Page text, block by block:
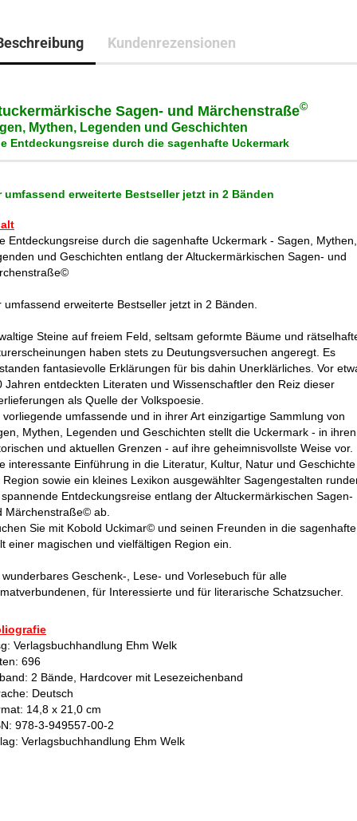
Kundenrezensionen
Sagen- und Märchenstraße©
Mythen, Legenden und Geschichten
Entdeckungsreise durch die sagenhafte Uckermark
umfassend erweiterte Bestseller jetzt in 2 Bänden
Entdeckungsreise durch die sagenhafte Uckermark - Sagen, Mythen,
und Geschichten entlang der Altuckermärkischen Sagen- und
umfassend erweiterte Bestseller jetzt in 2 Bänden.
Steine auf freiem Feld, seltsam geformte Bäume und
haben stets zu Deutungsversuchen angeregt. Es
fantasievolle Erklärungen für bis dahin Unerklärliches. Vor
Jahren entdeckten Literaten und Wissenschaftler den Reiz dieser
als Quelle der Volkspoesie.
vorliegende umfassende und in ihrer Art einzigartige Sammlung von
Mythen, Legenden und Geschichten stellt die Uckermark - in ihren
und aktuellen Grenzen - auf ihre geheimnisvollste Weise vor.
interessante Einführung in die Literatur, Kultur, Natur und Geschichte
Region sowie ein kleines Lexikon ausgewählter Sagengestalten
Entdeckungsreise entlang der Altuckermärkischen Sagen-
Märchenstraße© ab.
Sie mit Kobold Uckimar© und seinen Freunden in die sagenhafte
einer magischen und vielfältigen Region ein.
wunderbares Geschenk-, Lese- und Vorlesebuch für alle
für Interessierte und für literarische Schatzsucher.
Verlagsbuchhandlung Ehm Welk
696
2 Bände, Hardcover mit Lesezeichenband
Deutsch
14,8 x 21,0 cm
978-3-949557-00-2
Verlagsbuchhandlung Ehm Welk